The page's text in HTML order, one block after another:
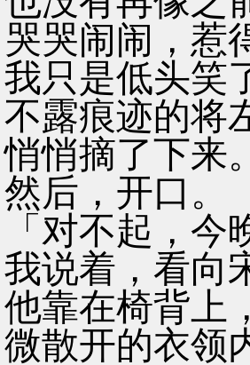
哭哭闹闹，惹
我只是低头笑
不露痕迹的将
悄悄摘了下来。
然后，开口。
「对不起，
我说着，看向
他靠在椅背上
微散开的衣领